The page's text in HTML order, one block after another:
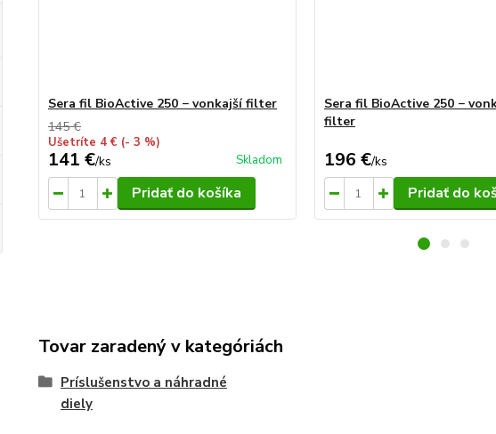
Sera fil BioActive 250 − vonkajší filter
145 €
Ušetríte 4 € (- 3 %)
141 €/ks Skladom
Pridať do košíka
Sera fil BioActive 250 −
filter
196 €/ks
Pridať do
Tovar zaradený v kategóriách
Príslušenstvo a náhradné
diely